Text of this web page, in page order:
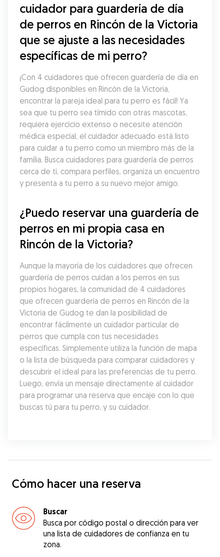
cuidador para guardería de día
de perros en Rincón de la Victoria
que se ajuste a las necesidades
específicas de mi perro?
¡Con 4 cuidadores que ofrecen guardería de día en
Gudog disponibles en Rincón de la Victoria,
encontrar la pareja ideal para tu perro es fácil! Ya
sea que tu perro sea tímido con otras mascotas,
requiera ejercicio extenso o necesite atención
médica especial, el cuidador adecuado está listo
para cuidar a tu perro como un miembro más de la
familia. Busca cuidadores para guardería de perros
cerca de ti, compara perfiles, organiza un encuentro
y presenta a tu perro a su nuevo mejor amigo.
¿Puedo reservar una guardería de
perros en mi propia casa en
Rincón de la Victoria?
Aunque la mayoría de los cuidadores que ofrecen
guardería de perros cuidan a los perros en sus
propios hogares, la comunidad de 4 cuidadores
que ofrecen guardería de perros en Rincón de la
Victoria de Gudog te dan la posibilidad de
encontrar fácilmente un cuidador particular de
perros que cumpla con tus necesidades
específicas. Simplemente utiliza la función de mapa
o la lista de búsqueda para comparar cuidadores y
descubrir el ideal para las preferencias de tu perro.
Luego, envía un mensaje directamente al cuidador
para programar una reserva que encaje con lo que
buscas tú para tu perro, y su cuidador.
Cómo hacer una reserva
Buscar
Busca por código postal o dirección para ver
una lista de cuidadores de confianza en tu
zona.